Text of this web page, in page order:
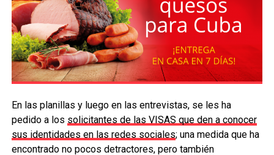
En las planillas y luego en las entrevistas, se les ha
pedido a los solicitantes de las VISAS que den a conocer
sus identidades en las redes sociales; una medida que ha
encontrado no pocos detractores, pero también